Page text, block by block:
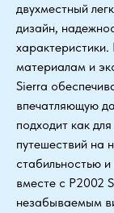
двухместный
дизайн,
материалам и
Sierra
впечатляющую
подходит как
путешествий на
стабильностью
вместе с P2002
незабываемым